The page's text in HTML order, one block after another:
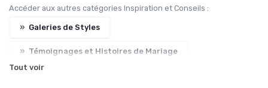
Accéder aux autres catégories Inspiration et Conseils :
» Galeries de Styles
» Témoignages et Histoires de Mariage
Tout voir